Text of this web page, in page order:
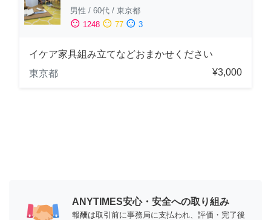
男性 / 60代 / 東京都
sentiment_satisfied 1248 sentiment_neutral 77 sentiment_dissatisfied 3
イケア家具組み立てなどおまかせください
東京都
¥3,000
ANYTIMES安心・安全への取り組み
報酬は取引前に事務局に支払われ、評価・完了後